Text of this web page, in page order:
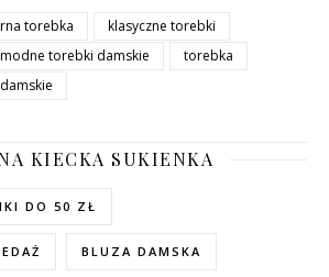
torebka
klasyczne torebki
modne torebki damskie
torebka
KIECKA SUKIENKA
DO 50 ZŁ
BLUZA DAMSKA